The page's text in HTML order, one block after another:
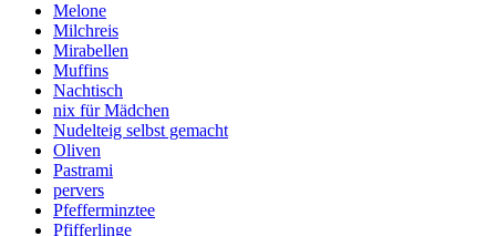
Melone
Milchreis
Mirabellen
Muffins
Nachtisch
nix für Mädchen
Nudelteig selbst gemacht
Oliven
Pastrami
pervers
Pfefferminztee
Pfifferlinge